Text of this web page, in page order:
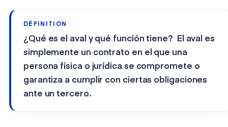
DÉFINITION
¿Qué es el aval y qué función tiene? El aval es
simplemente un contrato en el que una
persona física o jurídica se compromete o
garantiza a cumplir con ciertas obligaciones
ante un tercero.